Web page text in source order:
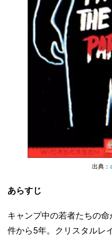
出典：
あらすじ
キャンプ中の若者たちの
件から5年。クリスタルレ